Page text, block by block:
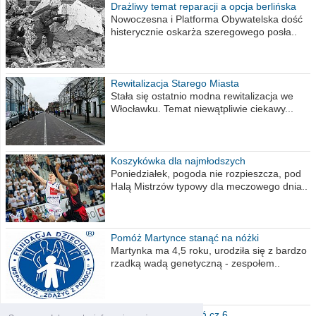
Drażliwy temat reparacji a opcja berlińska
Nowoczesna i Platforma Obywatelska dość
histerycznie oskarża szeregowego posła..
Rewitalizacja Starego Miasta
Stała się ostatnio modna rewitalizacja we
Włocławku. Temat niewątpliwie ciekawy...
Koszykówka dla najmłodszych
Poniedziałek, pogoda nie rozpieszcza, pod
Halą Mistrzów typowy dla meczowego dnia..
Pomóż Martynce stanąć na nóżki
Martynka ma 4,5 roku, urodziła się z bardzo
rzadką wadą genetyczną - zespołem..